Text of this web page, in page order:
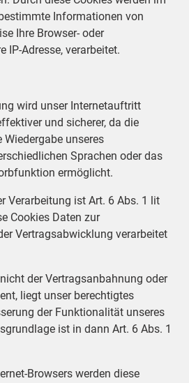
Informationen von
Ihre Browser- oder
IP-Adresse, verarbeitet.
wird unser Internetauftritt
und sicherer, da die
unseres
Sprachen oder das
ermöglicht.
Verarbeitung ist Art. 6 Abs. 1 lit
Cookies Daten zur
Vertragsabwicklung verarbeitet
der Vertragsanbahnung oder
liegt unser berechtigtes
der Funktionalität unseres
ist in dann Art. 6 Abs. 1
Browsers werden diese